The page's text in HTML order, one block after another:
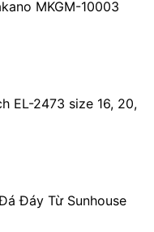
MKGM-10003
EL-2473 size 16, 20,
Đáy Từ Sunhouse